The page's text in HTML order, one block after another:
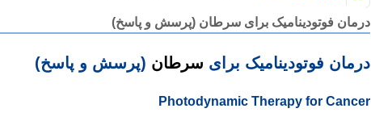
درمان فوتودینامیک برای سرطان (پرسش و پاسخ)
درمان فوتودینامیک برای سرطان (پرسش و پاسخ)
Photodynamic Therapy for Cancer